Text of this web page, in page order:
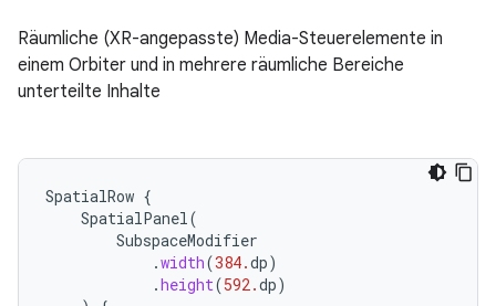
Räumliche (XR-angepasste) Media-Steuerelemente in
einem Orbiter und in mehrere räumliche Bereiche
unterteilte Inhalte
SpatialRow {
SpatialPanel(
SubspaceModifier
.width(384.dp)
.height(592.dp)